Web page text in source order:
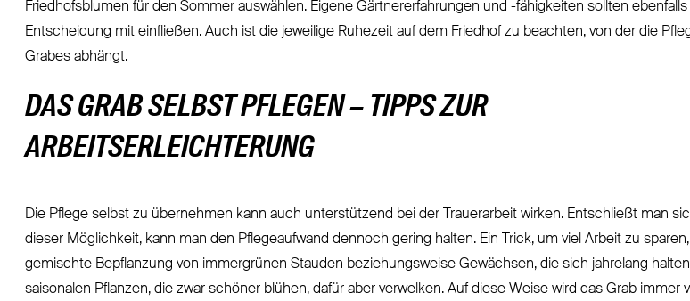
Friedhofsblumen für den Sommerauswählen. Eigene Gärtnererfahrungen und -fähigkeiten sollten ebenfalls
Entscheidung mit einfließen. Auch ist die jeweilige Ruhezeit auf dem Friedhof zu beachten, von der die
Grabes abhängt.
DAS GRAB SELBST PFLEGEN – TIPPS ZUR
ARBEITSERLEICHTERUNG
Die Pflege selbst zu übernehmen kann auch unterstützend bei der Trauerarbeit wirken. Entschließt man
dieser Möglichkeit, kann man den Pflegeaufwand dennoch gering halten. Ein Trick, um viel Arbeit zu
gemischte Bepflanzung von immergrünen Stauden beziehungsweise Gewächsen, die sich jahrelang
saisonalen Pflanzen, die zwar schöner blühen, dafür aber verwelken. Auf diese Weise wird das Grab immer